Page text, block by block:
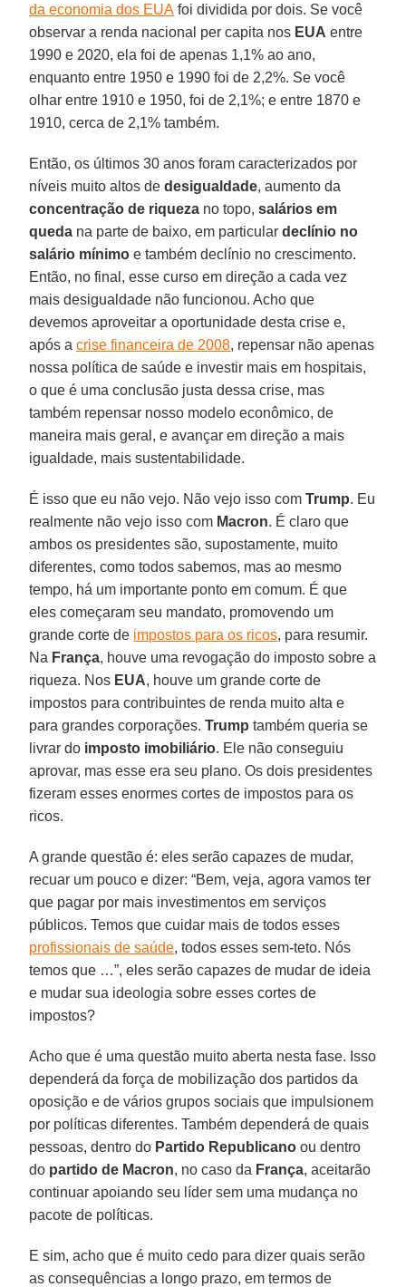
da economia dos EUA foi dividida por dois. Se você
observar a renda nacional per capita nos EUA entre
1990 e 2020, ela foi de apenas 1,1% ao ano,
enquanto entre 1950 e 1990 foi de 2,2%. Se você
olhar entre 1910 e 1950, foi de 2,1%; e entre 1870 e
1910, cerca de 2,1% também.
Então, os últimos 30 anos foram caracterizados por
níveis muito altos dedesigualdade, aumento da
concentração de riqueza no topo,salários em
queda na parte de baixo, em particular declínio no
salário mínimo e também declínio no crescimento.
Então, no final, esse curso em direção a cada vez
mais desigualdade não funcionou. Acho que
devemos aproveitar a oportunidade desta crise e,
após acrise financeira de 2008, repensar não apenas
nossa política de saúde e investir mais em hospitais,
o que é uma conclusão justa dessa crise, mas
também repensar nosso modelo econômico, de
maneira mais geral, e avançar em direção a mais
igualdade, mais sustentabilidade.
É isso que eu não vejo. Não vejo isso comTrump. Eu
realmente não vejo isso com Macron. É claro que
ambos os presidentes são, supostamente, muito
diferentes, como todos sabemos, mas ao mesmo
tempo, há um importante ponto em comum. É que
eles começaram seu mandato, promovendo um
grande corte de impostos para os ricos, para resumir.
Na França, houve uma revogação do imposto sobre a
riqueza. Nos EUA, houve um grande corte de
impostos para contribuintes de renda muito alta e
para grandes corporações.Trump também queria se
livrar do imposto imobiliário. Ele não conseguiu
aprovar, mas esse era seu plano. Os dois presidentes
fizeram esses enormes cortes de impostos para os
ricos.
A grande questão é: eles serão capazes de mudar,
recuar um pouco e dizer: “Bem, veja, agora vamos ter
que pagar por mais investimentos em serviços
públicos. Temos que cuidar mais de todos esses
profissionais de saúde, todos esses sem-teto. Nós
temos que …”, eles serão capazes de mudar de ideia
e mudar sua ideologia sobre esses cortes de
impostos?
Acho que é uma questão muito aberta nesta fase. Isso
dependerá da força de mobilização dos partidos da
oposição e de vários grupos sociais que impulsionem
por políticas diferentes. Também dependerá de quais
pessoas, dentro do Partido Republicano ou dentro
do partido de Macron, no caso da França, aceitarão
continuar apoiando seu líder sem uma mudança no
pacote de políticas.
E sim, acho que é muito cedo para dizer quais serão
as consequências a longo prazo, em termos de